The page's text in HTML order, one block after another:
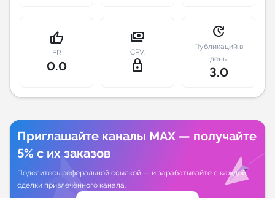
thumb_up
ER
0.0
payments
CPV:
lock_outline
update
Публикаций в
день:
3.0
Приглашайте каналы MAX — получайте
5% с их заказов
Поделитесь реферальной ссылкой — и зарабатывайте с каждой
сделки привлечённого канала.